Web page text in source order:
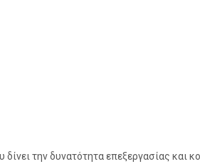
την δυνατότητα επεξεργασίας και